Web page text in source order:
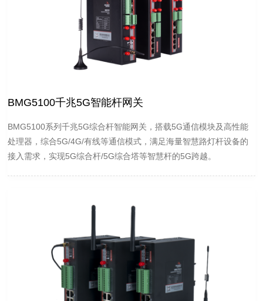
BMG5100千兆5G智能杆网关
BMG5100系列千兆5G综合杆智能网关，搭载5G通信模块及高性能
处理器，综合5G/4G/有线等通信模式，满足海量智慧路灯杆设备的
接入需求，实现5G综合杆/5G综合塔等智慧杆的5G跨越。